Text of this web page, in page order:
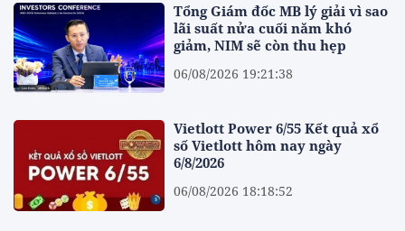
Tổng Giám đốc MB lý giải vì sao
lãi suất nửa cuối năm khó
giảm, NIM sẽ còn thu hẹp
06/08/2026 19:21:38
Vietlott Power 6/55 Kết quả xổ
số Vietlott hôm nay ngày
6/8/2026
06/08/2026 18:18:52